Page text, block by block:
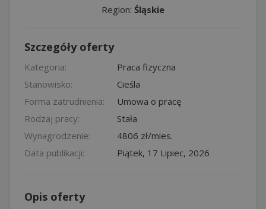
Region: Śląskie
Szczegóły oferty
Kategoria:
Praca fizyczna
Stanowisko:
Cieśla
Forma zatrudnienia:
Umowa o pracę
Rodzaj pracy:
Stała
Wynagrodzenie:
4806 zł/mies.
Data publikacji:
Piątek, 17 Lipiec, 2026
Opis oferty